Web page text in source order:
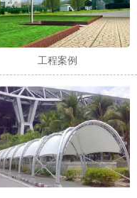
工程案例